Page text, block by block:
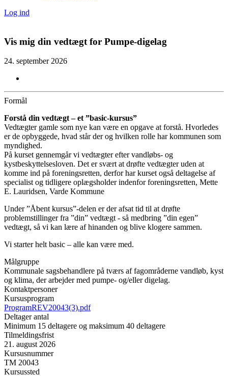
Log ind
Vis mig din vedtægt for Pumpe-digelag
24. september 2026
Formål
Forstå din vedtægt – et ”basic-kursus”
Vedtægter gamle som nye kan være en opgave at forstå. Hvorledes
er de opbyggede, hvad står der og hvilken rolle har kommunen som
myndighed.
På kurset gennemgår vi vedtægter efter vandløbs- og
kystbeskyttelsesloven. Det er svært at drøfte vedtægter uden at
komme ind på foreningsretten, derfor har kurset også deltagelse af
specialist og tidligere oplægsholder indenfor foreningsretten, Mette
E. Lauridsen, Varde Kommune
Under ”Åbent kursus”-delen er der afsat tid til at drøfte
problemstillinger fra ”din” vedtægt - så medbring ”din egen”
vedtægt, så vi kan lære af hinanden og blive klogere sammen.
Vi starter helt basic – alle kan være med.
Målgruppe
Kommunale sagsbehandlere på tværs af fagområderne vandløb, kyst
og klima, der arbejder med pumpe- og/eller digelag.
Kontaktpersoner
Kursusprogram
ProgramREV20043(3).pdf
Deltager antal
Minimum 15 deltagere og maksimum 40 deltagere
Tilmeldingsfrist
21. august 2026
Kursusnummer
TM 20043
Kursussted